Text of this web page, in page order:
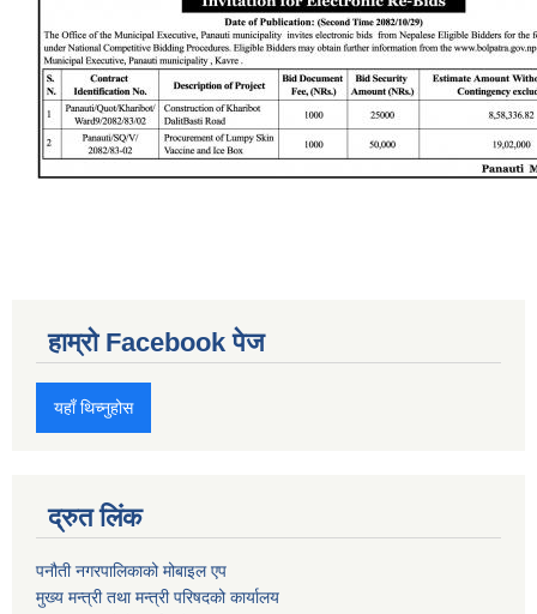
हाम्रो Facebook पेज
यहाँ थिच्नुहोस
द्रुत लिंक
पनौती नगरपालिकाको मोबाइल एप
मुख्य मन्त्री तथा मन्त्री परिषदको कार्यालय